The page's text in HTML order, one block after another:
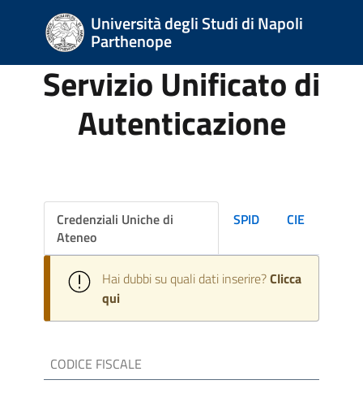
Università degli Studi di Napoli
Parthenope
Servizio Unificato di
Autenticazione
Credenziali Uniche di
Ateneo
SPID CIE
Hai dubbi su quali dati inserire?Clicca
qui